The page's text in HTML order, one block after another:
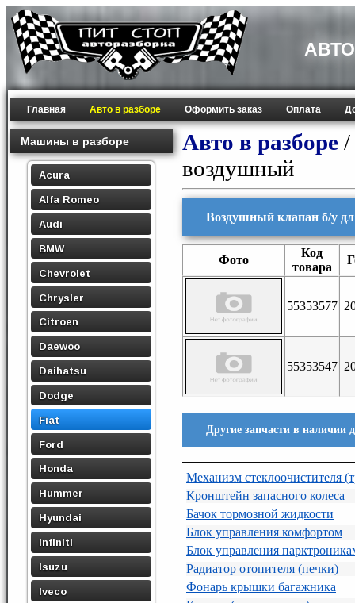
Главная Авто в разборе Оформить заказ Оплата
Машины в разборе
Acura
Alfa Romeo
Audi
BMW
Chevrolet
Chrysler
Citroen
Daewoo
Daihatsu
Dodge
Fiat
Ford
Honda
Hummer
Hyundai
Infiniti
Isuzu
Iveco
Авто в разборе /
воздушный
Воздушный клапан б/у
Фото
Код
товара
55353577
55353547
Другие запчасти в наличии
Механизм стеклоочистителя
Кронштейн запасного колеса
Бачок тормозной жидкости
Блок управления комфортом
Блок управления
Радиатор отопителя (печки)
Фонарь крышки багажника